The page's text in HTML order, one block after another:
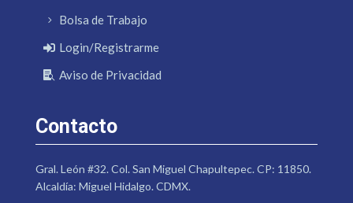
Bolsa de Trabajo
Login/Registrarme
Aviso de Privacidad
Contacto
Gral. León #32. Col. San Miguel Chapultepec. CP: 11850.
Alcaldía: Miguel Hidalgo. CDMX.